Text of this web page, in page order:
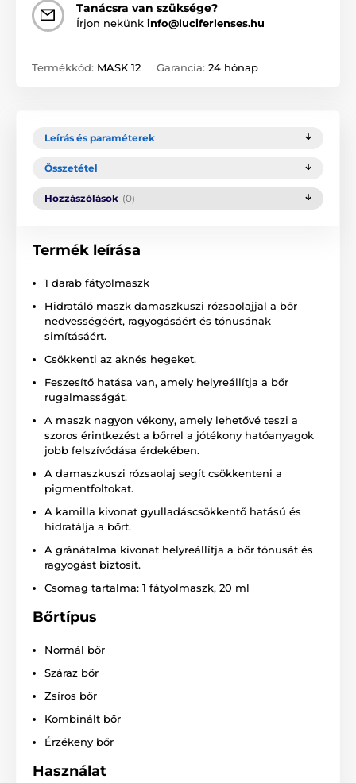
Tanácsra van szüksége?
Írjon nekünk info@luciferlenses.hu
Termékkód: MASK 12 Garancia: 24 hónap
Leírás és paraméterek
Összetétel
Hozzászólások (0)
Termék leírása
1 darab fátyolmaszk
Hidratáló maszk damaszkuszi rózsaolajjal a bőr
nedvességéért, ragyogásáért és tónusának
simításáért.
Csökkenti az aknés hegeket.
Feszesítő hatása van, amely helyreállítja a bőr
rugalmasságát.
A maszk nagyon vékony, amely lehetővé teszi a
szoros érintkezést a bőrrel a jótékony hatóanyagok
jobb felszívódása érdekében.
A damaszkuszi rózsaolaj segít csökkenteni a
pigmentfoltokat.
A kamilla kivonat gyulladáscsökkentő hatású és
hidratálja a bőrt.
A gránátalma kivonat helyreállítja a bőr tónusát és
ragyogást biztosít.
Csomag tartalma: 1 fátyolmaszk, 20 ml
Bőrtípus
Normál bőr
Száraz bőr
Zsíros bőr
Kombinált bőr
Érzékeny bőr
Használat